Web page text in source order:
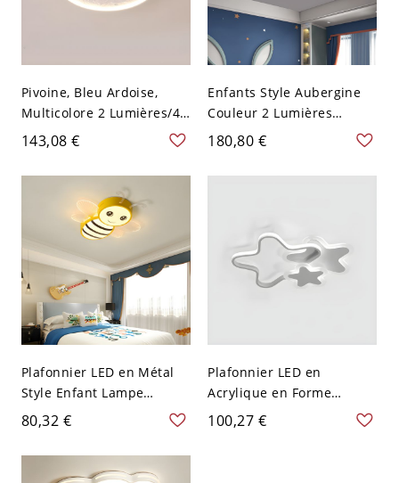
Pivoine, Bleu Ardoise,
Multicolore 2 Lumières/4
Lumières Style Enfant
Plafonnier - 110 V-120 V
Planète et Astronaute
143,08 €
Enfants Style Aubergine
Couleur 2 Lumières
Montage encastré, 110V-
120V, Demi-cercle
180,80 €
Plafonnier LED en Métal
Style Enfant Lampe
Encastrée en Forme
Jaune 110 V-120 V Blanc
80,32 €
Plafonnier LED en
Acrylique en Forme
d'Étoile Style Enfant
100,27 €